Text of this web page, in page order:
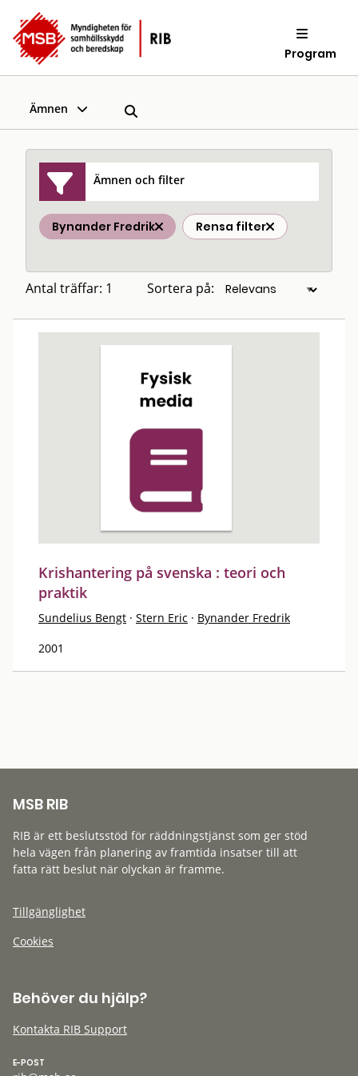
Program
Ämnen
Ämnen och filter
Bynander Fredrik Rensa filter
Antal träffar: 1 Sortera på:
Krishantering på svenska : teori och
praktik
Sundelius Bengt · Stern Eric · Bynander Fredrik
2001
MSB RIB
RIB är ett beslutsstöd för räddningstjänst som ger stöd
hela vägen från planering av framtida insatser till att
fatta rätt beslut när olyckan är framme.
Tillgänglighet
Cookies
Behöver du hjälp?
Kontakta RIB Support
E-POST